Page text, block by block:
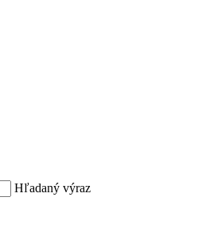
Hľadaný výraz